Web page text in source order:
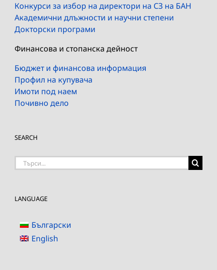
Конкурси за избор на директори на СЗ на БАН
Академични длъжности и научни степени
Докторски програми
Финансова и стопанска дейност
Бюджет и финансова информация
Профил на купувача
Имоти под наем
Почивно дело
SEARCH
Търсене
LANGUAGE
Български
English